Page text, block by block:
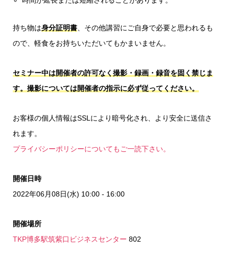
持ち物は身分証明書、その他講習にご自身で必要と思われるも
ので、軽食をお持ちいただいてもかまいません。
セミナー中は開催者の許可なく撮影・録画・録音を固く禁じま
す。撮影については開催者の指示に必ず従ってください。
お客様の個人情報はSSLにより暗号化され、より安全に送信さ
れます。
プライバシーポリシーについてもご一読下さい。
開催日時
2022年06月08日(水) 10:00 - 16:00
開催場所
TKP博多駅筑紫口ビジネスセンター 802